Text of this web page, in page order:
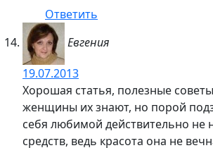
Ответить
Евгения
19.07.2013
Хорошая статья, полезные
женщины их знают, но порой
себя любимой действительно не
средств, ведь красота она не